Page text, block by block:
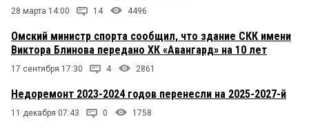
28 марта 14:00 14 4496
Омский министр спорта сообщил, что здание СКК имени
Виктора Блинова передано ХК «Авангард» на 10 лет
17 сентября 17:30 4 2861
Недоремонт 2023-2024 годов перенесли на 2025-2027-й
11 декабря 07:43 0 1758